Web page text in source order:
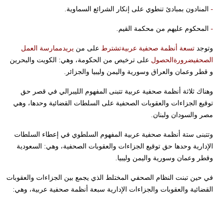
- المنادون بمبادئ تنطوي على إنكار الشرائع السماوية.
- المحكوم عليهم من محكمة القيم.
وتوجد تسعة أنظمة صحفية عربيةتشترط على من يريدممارسة العمل
الصحفيضرورة الحصول على ترخيص من الحكومة، وهي: الكويت والبحرين
و قطر وعمان والعراق وسورية واليمن وليبيا والجزائر.
وهناك ثلاثة أنظمة صحفية عربية تتبنى المفهوم الليبرالي في قصر حق
توقيع الجزاءات والعقوبات الصحفية على السلطات القضائية وحدها، وهي
مصر والسودان ولبنان.
وتتبنى ستة أنظمة صحفية عربية المفهوم السلطوي في إعطاء السلطات
الإدارية وحدها حق توقيع الجزاءات والعقوبات الصحفية، وهي: السعودية
وقطر وعمان وسورية واليمن وليبيا.
في حين تبنت النظام الصحفي المختلط الذي يجمع بين الجزاءات والعقوبات
القضائية والعقوبات والجزاءات الإدارية سبعة أنظمة صحفية عربية، وهي: